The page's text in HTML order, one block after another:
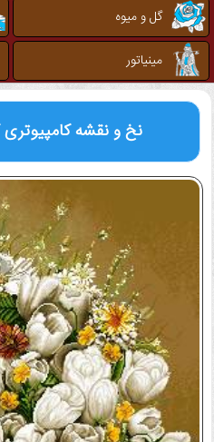
گل و میوه
مینیاتور
نخ و نقشه کامپیوتری